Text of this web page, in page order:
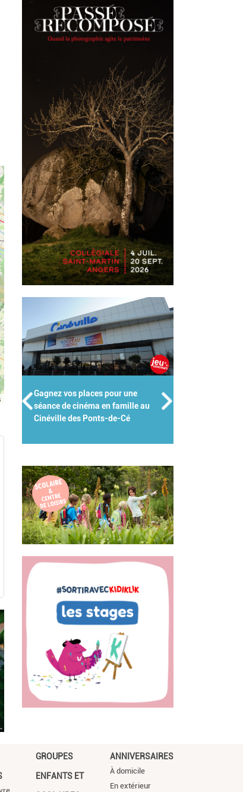
Groupes scolaires, centres de
loisirs, crèches : Kidiklik met son
expertise au service des pros de
GROUPES
ENFANTS ET
ANNIVERSAIRES
À domicile
En extérieur